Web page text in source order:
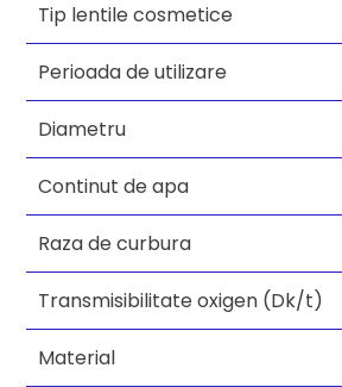
Tip lentile cosmetice
Perioada de utilizare
Diametru
Continut de apa
Raza de curbura
Transmisibilitate oxigen (Dk/t)
Material